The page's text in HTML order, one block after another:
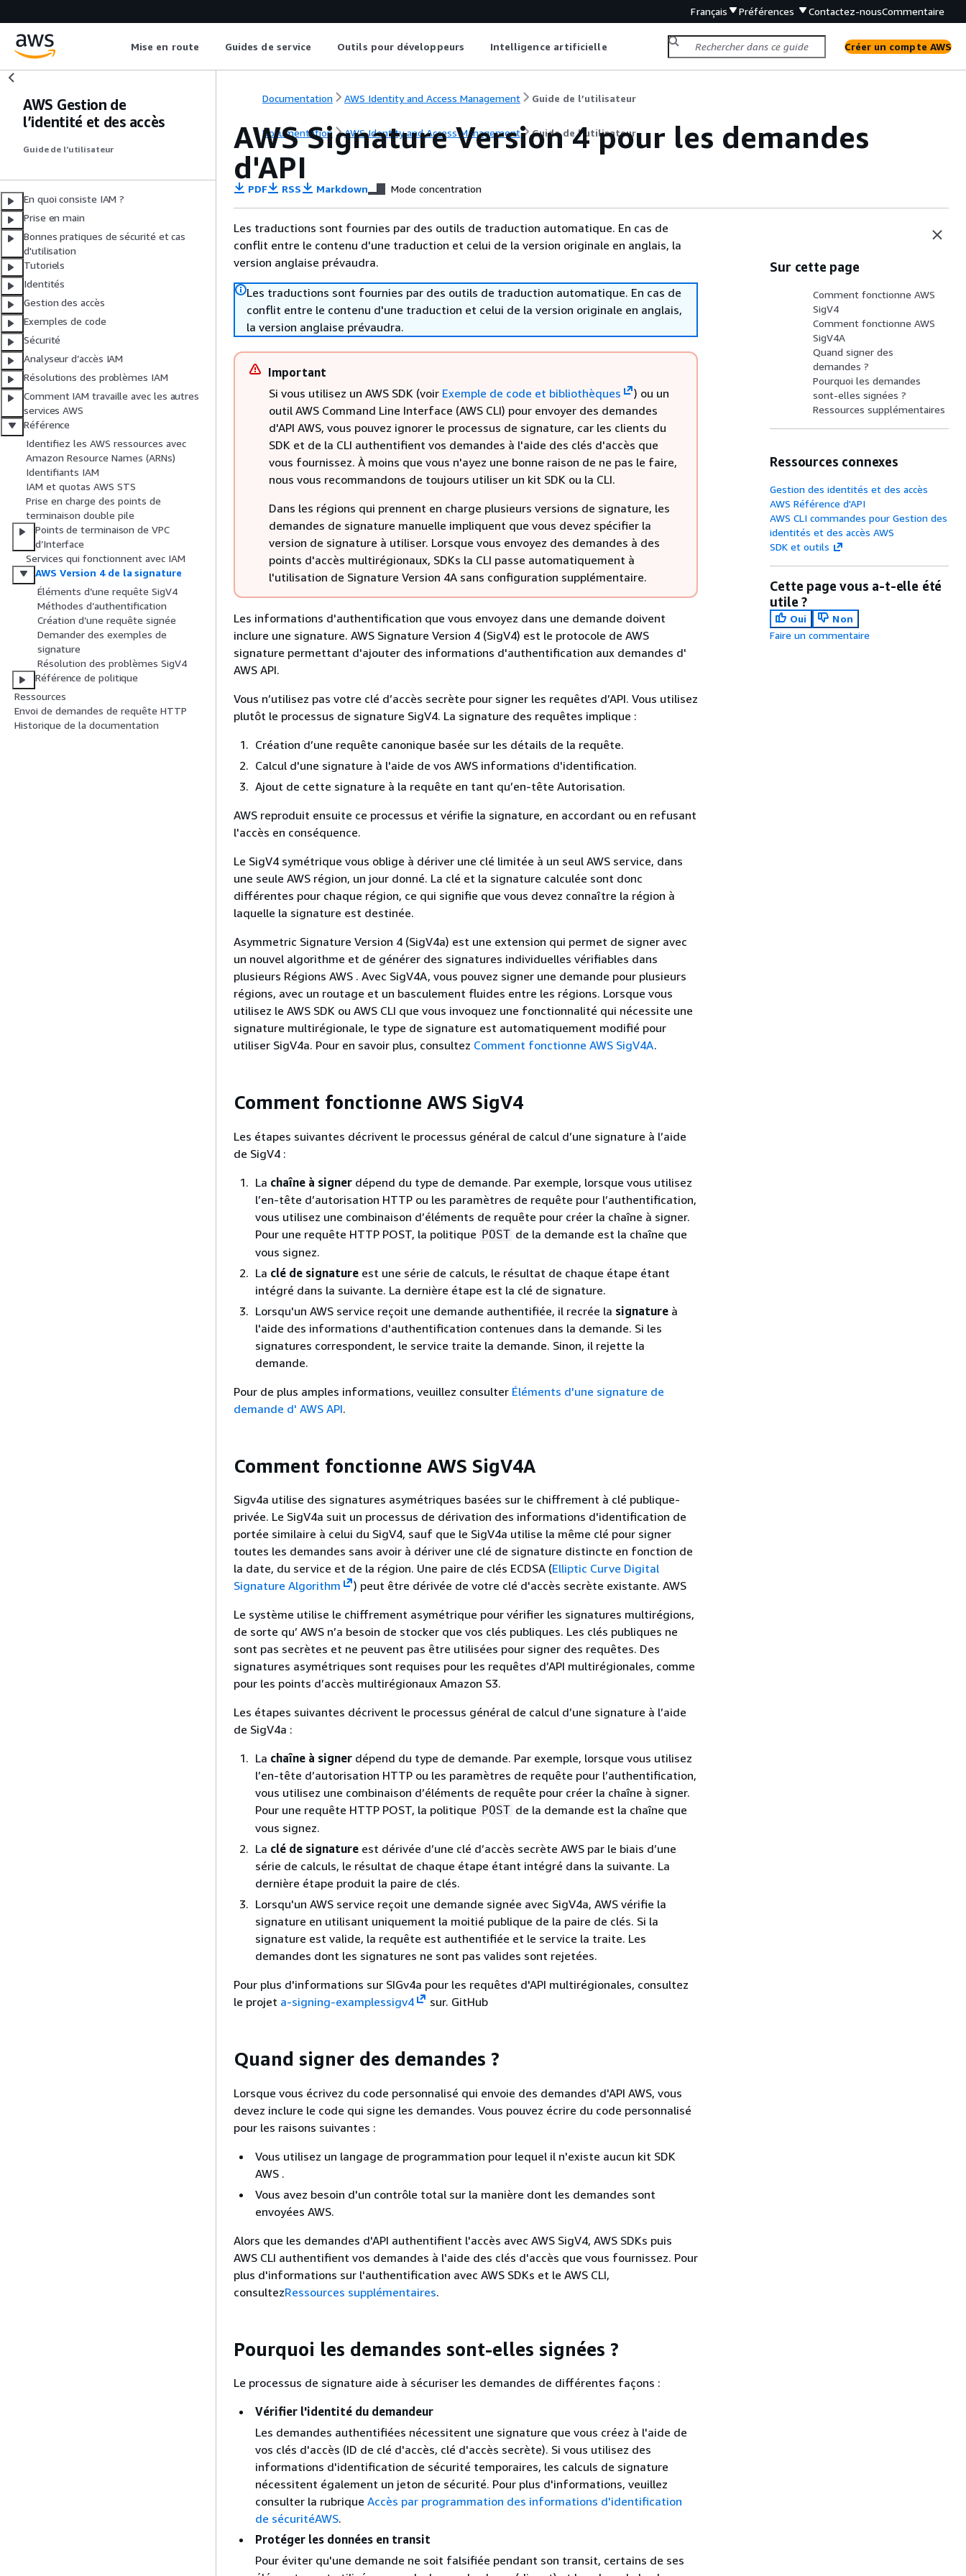
Français Préférences Contactez-nousCommentaire
Mise en route Guides de service Outils pour développeurs Intelligence artificielle Créer un compte AWS
AWS Gestion de
l’identité et des accès
Guide de l’utilisateur
En quoi consiste IAM ?
Prise en main
Bonnes pratiques de sécurité et cas
d'utilisation
Tutoriels
Identités
Gestion des accès
Exemples de code
Sécurité
Analyseur d’accès IAM
Résolutions des problèmes IAM
Comment IAM travaille avec les autres
services AWS
Référence
Identifiez les AWS ressources avec
Amazon Resource Names (ARNs)
Identifiants IAM
IAM et quotas AWS STS
Prise en charge des points de
terminaison double pile
Points de terminaison de VPC
d’Interface
Services qui fonctionnent avec IAM
AWS Version 4 de la signature
Éléments d’une requête SigV4
Méthodes d’authentification
Création d’une requête signée
Demander des exemples de
signature
Résolution des problèmes SigV4
Référence de politique
Ressources
Envoi de demandes de requête HTTP
Historique de la documentation
Documentation AWS Identity and Access Management Guide de l’utilisateur
Documentation AWS Identity and Access Management Guide de l’utilisateur
AWS Signature Version 4 pour les demandes
d'API
PDF RSS Markdown Mode concentration
Les traductions sont fournies par des outils de traduction automatique. En cas de
conflit entre le contenu d'une traduction et celui de la version originale en anglais, la
version anglaise prévaudra.
Les traductions sont fournies par des outils de traduction automatique. En cas de
conflit entre le contenu d'une traduction et celui de la version originale en anglais,
la version anglaise prévaudra.
Important
Si vous utilisez un AWS SDK (voir Exemple de code et bibliothèques
) ou un
outil AWS Command Line Interface (AWS CLI) pour envoyer des demandes
d'API AWS, vous pouvez ignorer le processus de signature, car les clients du
SDK et de la CLI authentifient vos demandes à l'aide des clés d'accès que
vous fournissez. À moins que vous n'ayez une bonne raison de ne pas le faire,
nous vous recommandons de toujours utiliser un kit SDK ou la CLI.
Dans les régions qui prennent en charge plusieurs versions de signature, les
demandes de signature manuelle impliquent que vous devez spécifier la
version de signature à utiliser. Lorsque vous envoyez des demandes à des
points d'accès multirégionaux, SDKs la CLI passe automatiquement à
l'utilisation de Signature Version 4A sans configuration supplémentaire.
Les informations d'authentification que vous envoyez dans une demande doivent
inclure une signature. AWS Signature Version 4 (SigV4) est le protocole de AWS
signature permettant d'ajouter des informations d'authentification aux demandes d'
AWS API.
Vous n’utilisez pas votre clé d’accès secrète pour signer les requêtes d’API. Vous utilisez
plutôt le processus de signature SigV4. La signature des requêtes implique :
Création d’une requête canonique basée sur les détails de la requête.
Calcul d'une signature à l'aide de vos AWS informations d'identification.
Ajout de cette signature à la requête en tant qu’en-tête Autorisation.
AWS reproduit ensuite ce processus et vérifie la signature, en accordant ou en refusant
l'accès en conséquence.
Le SigV4 symétrique vous oblige à dériver une clé limitée à un seul AWS service, dans
une seule AWS région, un jour donné. La clé et la signature calculée sont donc
différentes pour chaque région, ce qui signifie que vous devez connaître la région à
laquelle la signature est destinée.
Asymmetric Signature Version 4 (SigV4a) est une extension qui permet de signer avec
un nouvel algorithme et de générer des signatures individuelles vérifiables dans
plusieurs Régions AWS . Avec SigV4A, vous pouvez signer une demande pour plusieurs
régions, avec un routage et un basculement fluides entre les régions. Lorsque vous
utilisez le AWS SDK ou AWS CLI que vous invoquez une fonctionnalité qui nécessite une
signature multirégionale, le type de signature est automatiquement modifié pour
utiliser SigV4a. Pour en savoir plus, consultez Comment fonctionne AWS SigV4A.
Comment fonctionne AWS SigV4
Les étapes suivantes décrivent le processus général de calcul d’une signature à l’aide
de SigV4 :
La chaîne à signer dépend du type de demande. Par exemple, lorsque vous utilisez
l’en-tête d’autorisation HTTP ou les paramètres de requête pour l’authentification,
vous utilisez une combinaison d’éléments de requête pour créer la chaîne à signer.
Pour une requête HTTP POST, la politique POST de la demande est la chaîne que
vous signez.
La clé de signature est une série de calculs, le résultat de chaque étape étant
intégré dans la suivante. La dernière étape est la clé de signature.
Lorsqu'un AWS service reçoit une demande authentifiée, il recrée la signature à
l'aide des informations d'authentification contenues dans la demande. Si les
signatures correspondent, le service traite la demande. Sinon, il rejette la
demande.
Pour de plus amples informations, veuillez consulter Éléments d'une signature de
demande d' AWS API.
Comment fonctionne AWS SigV4A
Sigv4a utilise des signatures asymétriques basées sur le chiffrement à clé publique-
privée. Le SigV4a suit un processus de dérivation des informations d'identification de
portée similaire à celui du SigV4, sauf que le SigV4a utilise la même clé pour signer
toutes les demandes sans avoir à dériver une clé de signature distincte en fonction de
la date, du service et de la région. Une paire de clés ECDSA (Elliptic Curve Digital
Signature Algorithm
) peut être dérivée de votre clé d'accès secrète existante. AWS
Le système utilise le chiffrement asymétrique pour vérifier les signatures multirégions,
de sorte qu’ AWS n’a besoin de stocker que vos clés publiques. Les clés publiques ne
sont pas secrètes et ne peuvent pas être utilisées pour signer des requêtes. Des
signatures asymétriques sont requises pour les requêtes d’API multirégionales, comme
pour les points d’accès multirégionaux Amazon S3.
Les étapes suivantes décrivent le processus général de calcul d’une signature à l’aide
de SigV4a :
La chaîne à signer dépend du type de demande. Par exemple, lorsque vous utilisez
l’en-tête d’autorisation HTTP ou les paramètres de requête pour l’authentification,
vous utilisez une combinaison d’éléments de requête pour créer la chaîne à signer.
Pour une requête HTTP POST, la politique POST de la demande est la chaîne que
vous signez.
La clé de signature est dérivée d’une clé d’accès secrète AWS par le biais d’une
série de calculs, le résultat de chaque étape étant intégré dans la suivante. La
dernière étape produit la paire de clés.
Lorsqu'un AWS service reçoit une demande signée avec SigV4a, AWS vérifie la
signature en utilisant uniquement la moitié publique de la paire de clés. Si la
signature est valide, la requête est authentifiée et le service la traite. Les
demandes dont les signatures ne sont pas valides sont rejetées.
Pour plus d'informations sur SIGv4a pour les requêtes d'API multirégionales, consultez
le projet a-signing-examplessigv4 sur. GitHub
Quand signer des demandes ?
Lorsque vous écrivez du code personnalisé qui envoie des demandes d'API AWS, vous
devez inclure le code qui signe les demandes. Vous pouvez écrire du code personnalisé
pour les raisons suivantes :
Vous utilisez un langage de programmation pour lequel il n'existe aucun kit SDK
AWS .
Vous avez besoin d'un contrôle total sur la manière dont les demandes sont
envoyées AWS.
Alors que les demandes d'API authentifient l'accès avec AWS SigV4, AWS SDKs puis
AWS CLI authentifient vos demandes à l'aide des clés d'accès que vous fournissez. Pour
plus d'informations sur l'authentification avec AWS SDKs et le AWS CLI,
consultezRessources supplémentaires.
Pourquoi les demandes sont-elles signées ?
Le processus de signature aide à sécuriser les demandes de différentes façons :
Vérifier l'identité du demandeur
Les demandes authentifiées nécessitent une signature que vous créez à l'aide de
vos clés d'accès (ID de clé d'accès, clé d'accès secrète). Si vous utilisez des
informations d'identification de sécurité temporaires, les calculs de signature
nécessitent également un jeton de sécurité. Pour plus d'informations, veuillez
consulter la rubrique Accès par programmation des informations d'identification
de sécuritéAWS.
Protéger les données en transit
Pour éviter qu'une demande ne soit falsifiée pendant son transit, certains de ses
Sur cette page
Comment fonctionne AWS
SigV4
Comment fonctionne AWS
SigV4A
Quand signer des
demandes ?
Pourquoi les demandes
sont-elles signées ?
Ressources supplémentaires
Ressources connexes
Gestion des identités et des accès
AWS Référence d'API
AWS CLI commandes pour Gestion des
identités et des accès AWS
SDK et outils
Cette page vous a-t-elle été
utile ?
Oui
Non
Faire un commentaire